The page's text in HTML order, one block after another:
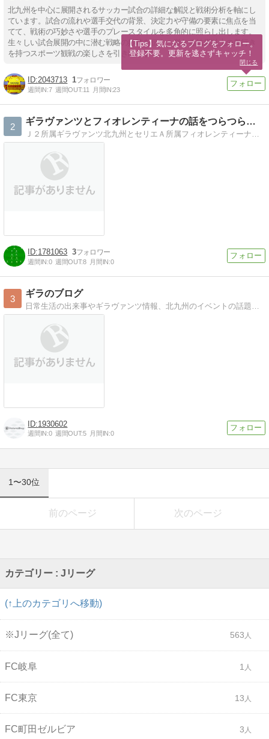
北九州を中心に展開されるサッカー試合の詳細な解説と戦術分析を軸にし
ています。試合の流れや選手交代の背景、決定力や守備の要素に焦点を当
てて、戦術の巧妙さや選手のプレースタイルを多角的に照らし出します。
生々しい試合展開の中に潜む戦略の妙味を伝え、単なる結果以上の奥行き
を持つスポーツ観戦の楽しさを引き出します。
2043713 1
週間IN:7 週間OUT:11 月間IN:23
2
ギラヴァンツとフィオレンティーナの話をつらつらするブログ
1781063 3
週間IN:0 週間OUT:8 月間IN:0
3
ギラのブログ
1930602
週間IN:0 週間OUT:5 月間IN:0
1〜30位
前のページ 次のページ
カテゴリー : Jリーグ
(↑上のカテゴリへ移動)
※Jリーグ(全て) 563
FC岐阜 1
FC東京 13
FC町田ゼルビア 3
【Tips】気になるブログをフォロー。
登録不要。更新を逃さずキャッチ！
閉じる